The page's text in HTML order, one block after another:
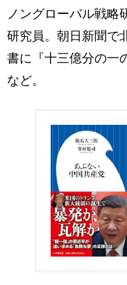
ノングローバル戦略
研究員。朝日新聞で
書に『十三億分の一
など。